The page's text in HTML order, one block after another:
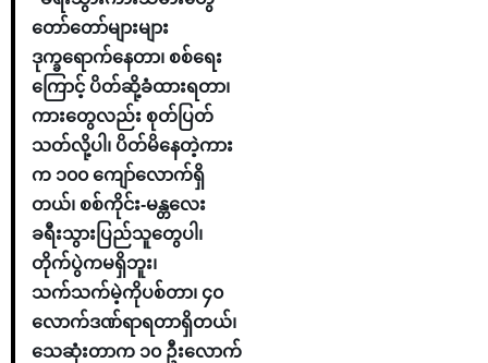
တော်တော်များများ
ဒုက္ခရောက်နေတာ၊ စစ်ရေး
ကြောင့် ပိတ်ဆို့ခံထားရတာ၊
ကားတွေလည်း စုတ်ပြတ်
သတ်လို့ပါ၊ ပိတ်မိနေတဲ့ကား
က ၁၀၀ ကျော်လောက်ရှိ
တယ်၊ စစ်ကိုင်း-မန္တလေး
ခရီးသွားပြည်သူတွေပါ၊
တိုက်ပွဲကမရှိဘူး၊
သက်သက်မဲ့ကိုပစ်တာ၊ ၄၀
လောက်ဒဏ်ရာရတာရှိတယ်၊
သေဆုံးတာက ၁၀ ဦးလောက်